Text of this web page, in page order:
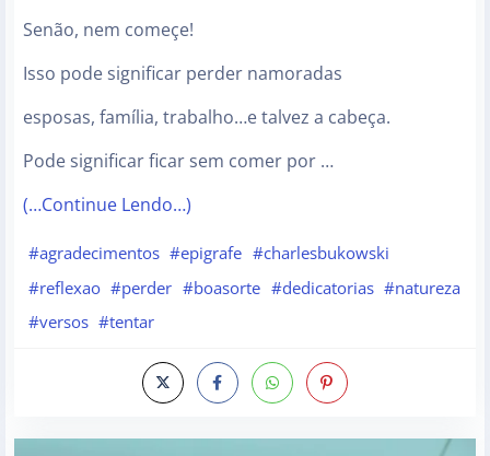
Senão, nem começe!
Isso pode significar perder namoradas
esposas, família, trabalho…e talvez a cabeça.
Pode significar ficar sem comer por …
(…Continue Lendo…)
#agradecimentos #epigrafe #charlesbukowski
#reflexao #perder #boasorte #dedicatorias #natureza
#versos #tentar